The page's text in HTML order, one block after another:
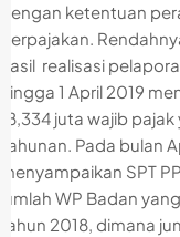
dengan ketentuan
perpajakan.
hasil realisasi
hingga 1 April 2019
18,334 juta wajib
Tahunan. Pada bulan
menyampaikan SPT
jumlah WP Badan
tahun 2018, dimana